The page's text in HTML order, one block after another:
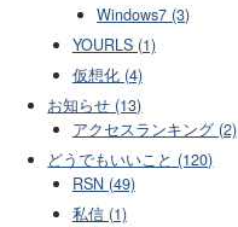
Windows7 (3)
YOURLS (1)
仮想化 (4)
お知らせ (13)
アクセスランキング (2)
どうでもいいこと (120)
RSN (49)
私信 (1)